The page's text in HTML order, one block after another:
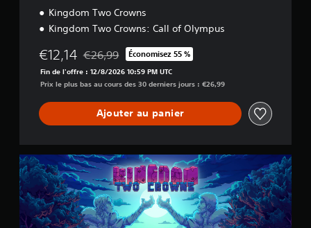
Kingdom Two Crowns
Kingdom Two Crowns: Call of Olympus
€12,14 Remise par rapport au prix d'origine de €26,99
€26,99 Économisez 55 %
Fin de l'offre : 12/8/2026 10:59 PM UTC
Prix le plus bas au cours des 30 derniers jours : €26,99
Ajouter au panier
K
i
n
g
o